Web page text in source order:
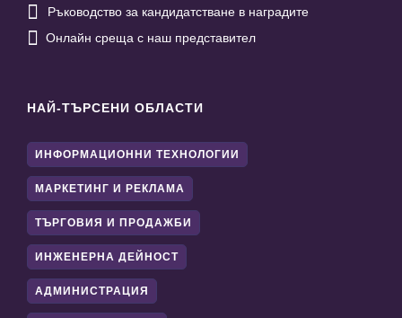
 Ръководство за кандидатстване в наградите
 Онлайн среща с наш представител
НАЙ-ТЪРСЕНИ ОБЛАСТИ
ИНФОРМАЦИОННИ ТЕХНОЛОГИИ
МАРКЕТИНГ И РЕКЛАМА
ТЪРГОВИЯ И ПРОДАЖБИ
ИНЖЕНЕРНА ДЕЙНОСТ
АДМИНИСТРАЦИЯ